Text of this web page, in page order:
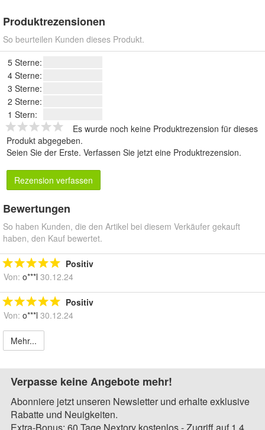
Produktrezensionen
So beurteilen Kunden dieses Produkt.
5 Sterne:
4 Sterne:
3 Sterne:
2 Sterne:
1 Stern:
Es wurde noch keine Produktrezension für dieses
Produkt abgegeben.
Seien Sie der Erste. Verfassen Sie jetzt eine Produktrezension.
Rezension verfassen
Bewertungen
So haben Kunden, die den Artikel bei diesem Verkäufer gekauft
haben, den Kauf bewertet.
Positiv
Von: o***l 30.12.24
Positiv
Von: o***l 30.12.24
Mehr...
Verpasse keine Angebote mehr!
Abonniere jetzt unseren Newsletter und erhalte exklusive
Rabatte und Neuigkeiten.
Extra-Bonus: 60 Tage Nextory kostenlos - Zugriff auf 1,4